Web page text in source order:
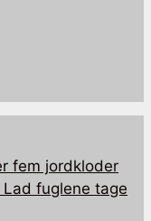
fem jordkloder
fuglene tage